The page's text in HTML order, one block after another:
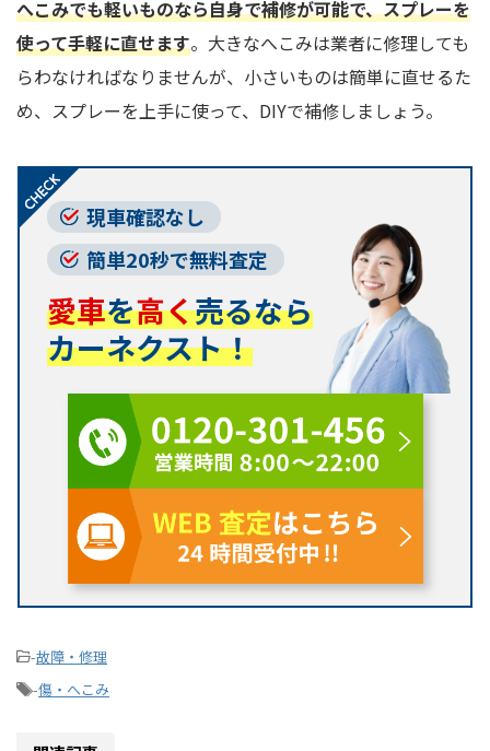
へこみでも軽いものなら自身で補修が可能で、スプレーを
使って手軽に直せます。大きなへこみは業者に修理しても
らわなければなりませんが、小さいものは簡単に直せるた
め、スプレーを上手に使って、DIYで補修しましょう。
現車確認なし
簡単20秒で無料査定
愛車を高く売るなら
カーネクスト！
-故障・修理
-傷・へこみ